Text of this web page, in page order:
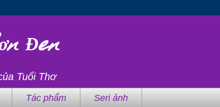
Đen
Tuổi Thơ
Tác phẩm Seri ảnh